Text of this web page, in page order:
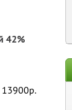
42%
13900р.